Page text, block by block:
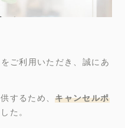
ご利用いただき、誠にあ
するため、キャンセルポ
た。